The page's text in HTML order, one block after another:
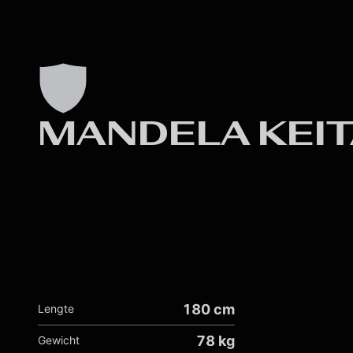
MANDELA
Lengte 180 cm
Gewicht 78 kg